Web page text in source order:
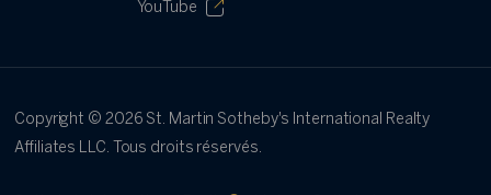
YouTube
Copyright © 2026 St. Martin Sotheby's International Realty
Affiliates LLC. Tous droits réservés.